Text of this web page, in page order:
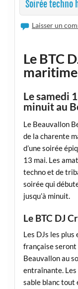
Soirée techno
Laisser un
Le BTC
maritime
Le samedi
minuit au
Le Beauvallon
de la charente
d’une soirée
13 mai. Les
techno et de
soirée qui
jusqu’à minuit.
Le BTC DJ
Les DJs les plus
française
Beauvallon au
entraînante.
sable blanc tout